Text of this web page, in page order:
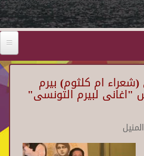
ام كلثوم) بيرم
"اغانى لبيرم التونسى"